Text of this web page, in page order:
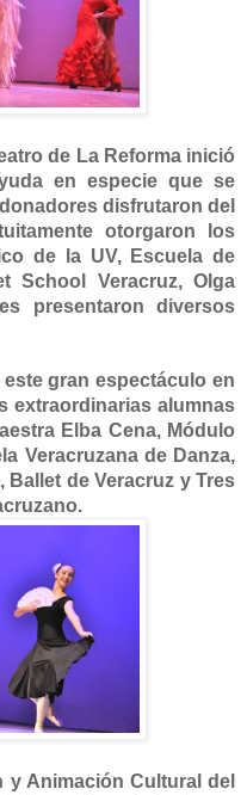
de La Reformainició
en especie que se
disfrutaron del
otorgaron los
de
la UV, Escuela de
School Veracruz, Olga
presentaron diversos
este gran espectáculo en
extraordinarias alumnas
Elba Cena, Módulo
Veracruzana de Danza,
Ballet de Veracruz y Tres
Animación Cultural del